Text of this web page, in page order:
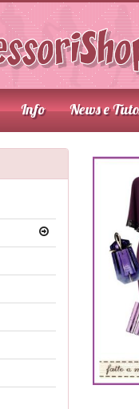
Info News e